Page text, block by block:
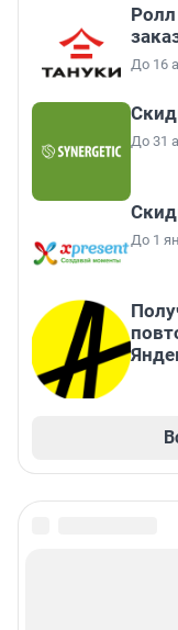
До 16
До 31
До 1